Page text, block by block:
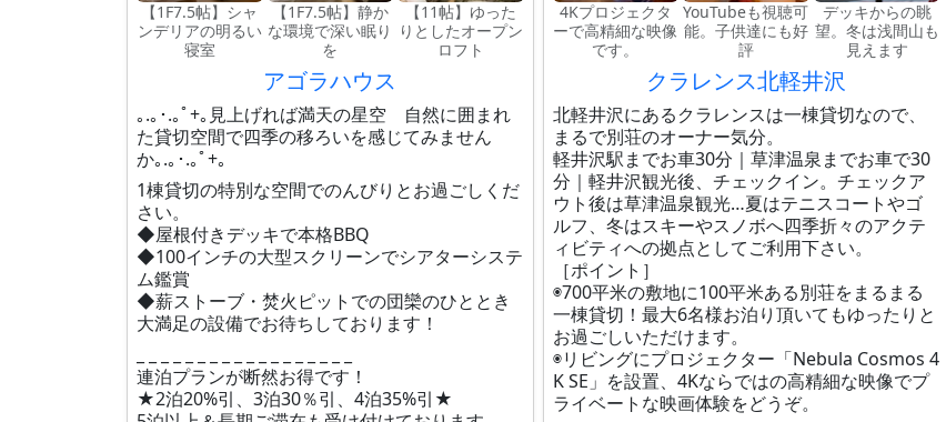
【1F7.5帖】シャ
ンデリアの明るい
寝室
【1F7.5帖】静か
な環境で深い眠り
を
【11帖】ゆった
りとしたオープン
ロフト
アゴラハウス
｡.｡･.｡ﾟ+｡見上げれば満天の星空 自然に囲まれ
た貸切空間で四季の移ろいを感じてみません
か｡.｡･.｡ﾟ+｡
1棟貸切の特別な空間でのんびりとお過ごしくだ
さい。
◆屋根付きデッキで本格BBQ
◆100インチの大型スクリーンでシアターシステ
ム鑑賞
◆薪ストーブ・焚火ピットでの団欒のひととき
大満足の設備でお待ちしております！
連泊プランが断然お得です！
★2泊20%引、3泊30％引、4泊35%引★
4Kプロジェクタ
ーで高精細な映像
です。
YouTubeも視聴可
能。子供達にも好
評
デッキからの眺
望。冬は浅間山も
見えます
クラレンス北軽井沢
北軽井沢にあるクラレンスは一棟貸切なので、
まるで別荘のオーナー気分。
軽井沢駅までお車30分｜草津温泉までお車で30
分｜軽井沢観光後、チェックイン。チェックア
ウト後は草津温泉観光…夏はテニスコートやゴ
ルフ、冬はスキーやスノボへ四季折々のアクテ
ィビティへの拠点としてご利用下さい。
［ポイント］
◉700平米の敷地に100平米ある別荘をまるまる
一棟貸切！最大6名様お泊り頂いてもゆったりと
お過ごしいただけます。
◉リビングにプロジェクター「Nebula Cosmos 4
K SE」を設置、4Kならではの高精細な映像でプ
ライベートな映画体験をどうぞ。